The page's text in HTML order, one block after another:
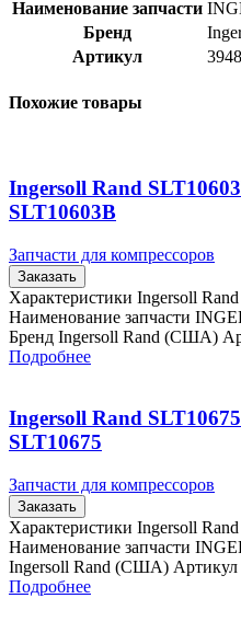
Наименование запчасти
Бренд
Артикул
Похожие товары
Ingersoll Rand
SLT10603B
Запчасти для компрессоров
Заказать
Характеристики Ingersoll
Наименование запчасти
Бренд Ingersoll Rand (США)
Подробнее
Ingersoll Rand
SLT10675
Запчасти для компрессоров
Заказать
Характеристики Ingersoll
Наименование запчасти
Ingersoll Rand (США) Артикул
Подробнее